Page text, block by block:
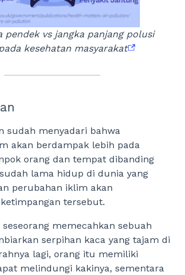
pendek vs jangka panjang polusi
kesehatan masyarakat
sudah menyadari bahwa
akan berdampak lebih pada
orang dan tempat dibanding
lama hidup di dunia yang
perubahan iklim akan
tersebut.
seseorang memecahkan sebuah
serpihan kaca yang tajam di
lagi, orang itu memiliki
melindungi kakinya, sementara